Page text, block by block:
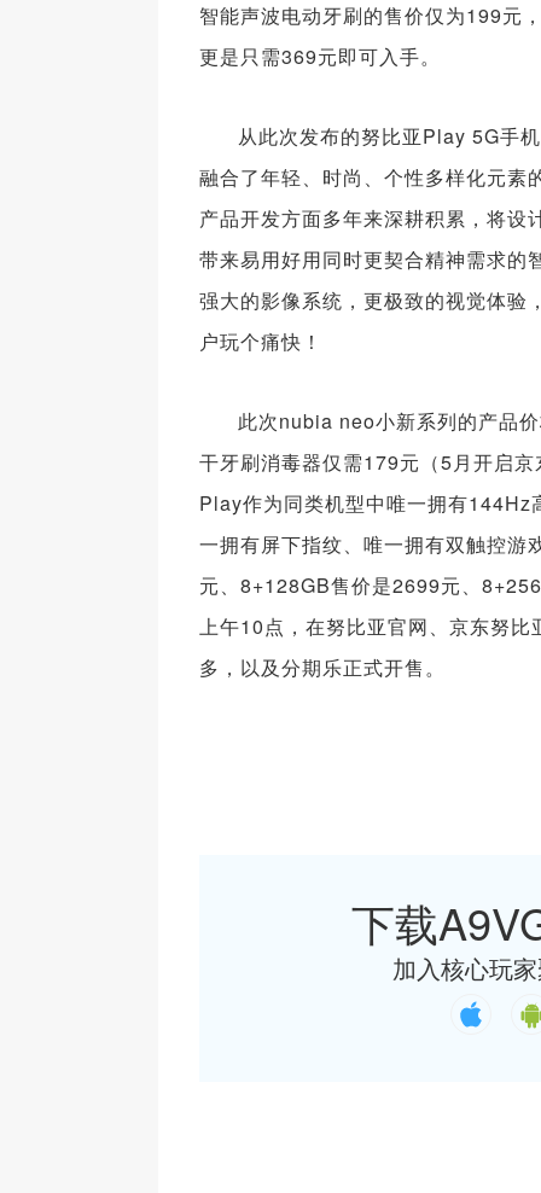
智能声波电动牙刷的售价仅为199元
更是只需369元即可入手。
从此次发布的努比亚Play 5G手
融合了年轻、时尚、个性多样化元素
产品开发方面多年来深耕积累，将设
带来易用好用同时更契合精神需求的
强大的影像系统，更极致的视觉体验
户玩个痛快！
此次nubia neo小新系列的产品
干牙刷消毒器仅需179元（5月开启
Play作为同类机型中唯一拥有
一拥有屏下指纹、唯一拥有双触控
元、8+128GB售价是2699元、
上午10点，在努比亚官网、京东努
多，以及分期乐正式开售。
下载
加入核心玩